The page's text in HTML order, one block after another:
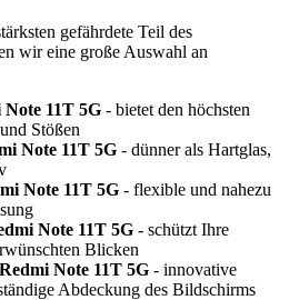
gefährdete Teil des
wir eine große Auswahl an
11T 5G - bietet den höchsten
Stößen
Note 11T 5G - dünner als Hartglas,
Note 11T 5G - flexible und nahezu
Note 11T 5G - schützt Ihre
Blicken
Note 11T 5G - innovative
Abdeckung des Bildschirms